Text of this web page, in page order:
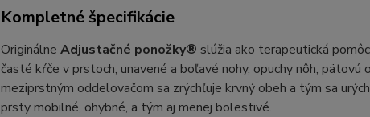
Kompletné špecifikácie
Originálne Adjustačné ponožky® slúžia ako terapeutická
časté kŕče v prstoch, unavené a boľavé nohy, opuchy nôh,
meziprstným oddelovačom sa zrýchľuje krvný obeh a tým sa
prsty mobilné, ohybné, a tým aj menej bolestivé.